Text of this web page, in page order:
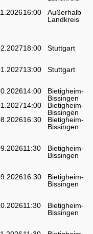
16:00
Außerhalb
Landkreis
18:00 Stuttgart
13:00 Stuttgart
14:00
Bietigheim-
Bissingen
14:00
Bietigheim-
Bissingen
16:30
Bietigheim-
Bissingen
11:30
Bietigheim-
Bissingen
16:30
Bietigheim-
Bissingen
11:30
Bietigheim-
Bissingen